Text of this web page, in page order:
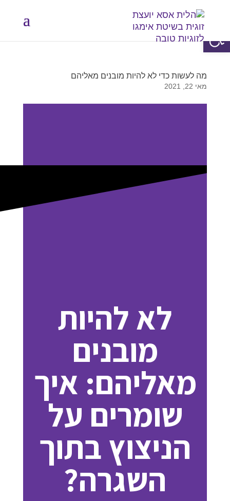
מה לעשות כדי לא להיות מובנים מאליהם
מאי 22, 2021
לא להיות
מובנים
מאליהם: איך
שומרים על
הניצוץ בתוך
השגרה?
פתח סרגל נגישות